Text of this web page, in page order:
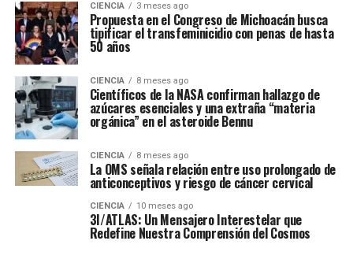
CIENCIA 3 meses ago
Propuesta en el Congreso de Michoacán busca
tipificar el transfeminicidio con penas de hasta
50 años
CIENCIA 8 meses ago
Científicos de la NASA confirman hallazgo de
azúcares esenciales y una extraña “materia
orgánica” en el asteroide Bennu
CIENCIA 8 meses ago
La OMS señala relación entre uso prolongado de
anticonceptivos y riesgo de cáncer cervical
CIENCIA 10 meses ago
3I/ATLAS: Un Mensajero Interestelar que
Redefine Nuestra Comprensión del Cosmos